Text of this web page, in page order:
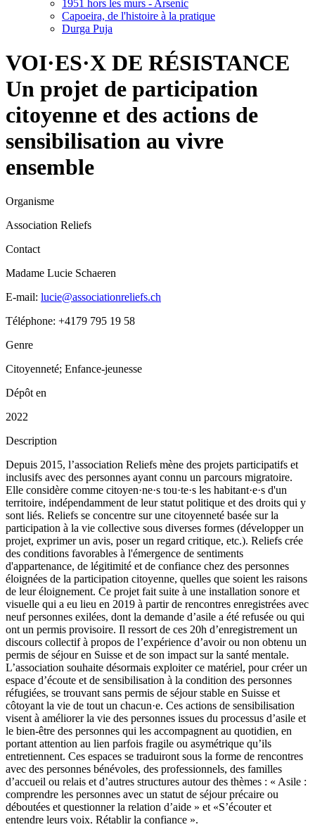
1951 hors les murs - Arsenic
Capoeira, de l'histoire à la pratique
Durga Puja
VOI·ES·X DE RÉSISTANCE
Un projet de participation
citoyenne et des actions de
sensibilisation au vivre
ensemble
Organisme
Association Reliefs
Contact
Madame Lucie Schaeren
E-mail: lucie@associationreliefs.ch
Téléphone: +4179 795 19 58
Genre
Citoyenneté; Enfance-jeunesse
Dépôt en
2022
Description
Depuis 2015, l’association Reliefs mène des projets participatifs et
inclusifs avec des personnes ayant connu un parcours migratoire.
Elle considère comme citoyen·ne·s tou·te·s les habitant·e·s d'un
territoire, indépendamment de leur statut politique et des droits qui y
sont liés. Reliefs se concentre sur une citoyenneté basée sur la
participation à la vie collective sous diverses formes (développer un
projet, exprimer un avis, poser un regard critique, etc.). Reliefs crée
des conditions favorables à l'émergence de sentiments
d'appartenance, de légitimité et de confiance chez des personnes
éloignées de la participation citoyenne, quelles que soient les raisons
de leur éloignement. Ce projet fait suite à une installation sonore et
visuelle qui a eu lieu en 2019 à partir de rencontres enregistrées avec
neuf personnes exilées, dont la demande d’asile a été refusée ou qui
ont un permis provisoire. Il ressort de ces 20h d’enregistrement un
discours collectif à propos de l’expérience d’avoir ou non obtenu un
permis de séjour en Suisse et de son impact sur la santé mentale.
L’association souhaite désormais exploiter ce matériel, pour créer un
espace d’écoute et de sensibilisation à la condition des personnes
réfugiées, se trouvant sans permis de séjour stable en Suisse et
côtoyant la vie de tout un chacun·e. Ces actions de sensibilisation
visent à améliorer la vie des personnes issues du processus d’asile et
le bien-être des personnes qui les accompagnent au quotidien, en
portant attention au lien parfois fragile ou asymétrique qu’ils
entretiennent. Ces espaces se traduiront sous la forme de rencontres
avec des personnes bénévoles, des professionnels, des familles
d’accueil ou relais et d’autres structures autour des thèmes : « Asile :
comprendre les personnes avec un statut de séjour précaire ou
déboutées et questionner la relation d’aide » et «S’écouter et
entendre leurs voix. Rétablir la confiance ».